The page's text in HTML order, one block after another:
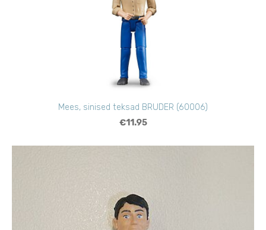
Mees, sinised teksad BRUDER (60006)
€11.95